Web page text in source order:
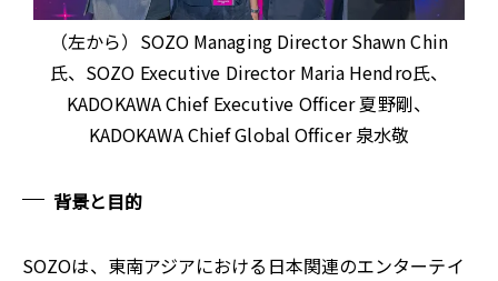
（左から）SOZO Managing Director Shawn Chin
氏、SOZO Executive Director Maria Hendro氏、
KADOKAWA Chief Executive Officer 夏野剛、
KADOKAWA Chief Global Officer 泉水敬
背景と⽬的
SOZOは、東南アジアにおける日本関連のエンターテイ